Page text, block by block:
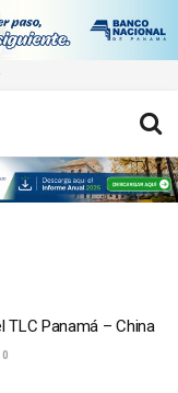
TLC Panamá – China
0